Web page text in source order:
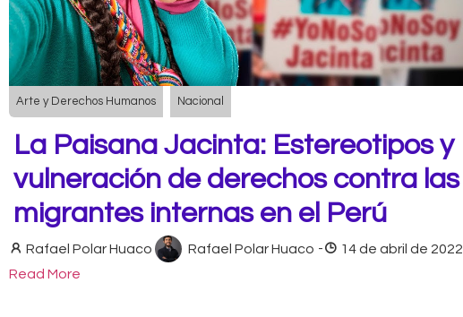
Arte y Derechos Humanos Nacional
La Paisana Jacinta: Estereotipos y
vulneración de derechos contra las
migrantes internas en el Perú
Rafael Polar Huaco Rafael Polar Huaco - 14 de abril de 2022
Read More